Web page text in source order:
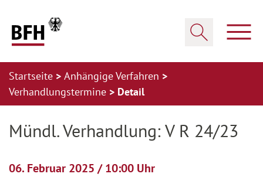
Startseite
Anhängige Verfahren
Verhandlungstermine
Detail
Mündl. Verhandlung: V R 24/23
06. Februar 2025 / 10:00 Uhr